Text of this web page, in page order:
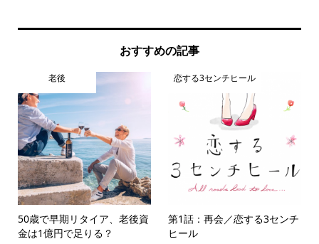
おすすめの記事
老後
50歳で早期リタイア、老後資
金は1億円で足りる？
恋する3センチヒール
第1話：再会／恋する3センチ
ヒール